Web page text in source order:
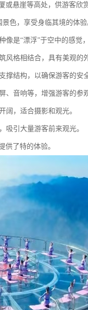
悬崖等高处，供游客欣
色，享受身临其境的体验
是“漂浮”于空中的感觉
格相结合，具有美观的
结构，以确保游客的安全
音响等，增强游客的参
，适合摄影和观光。
引大量游客前来观光。
供了特的体验。